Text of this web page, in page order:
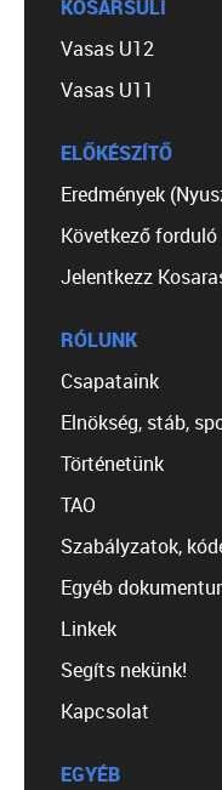
KOSÁRSULI
Vasas U12
Vasas U11
ELŐKÉSZÍTŐ
Eredmények
Következő
Jelentkezz
RÓLUNK
Csapataink
Elnökség, stáb,
Történetünk
TAO
Szabályzatok,
Egyéb
Linkek
Segíts nekünk!
Kapcsolat
EGYÉB